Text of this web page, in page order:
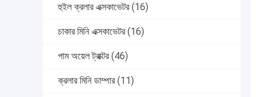
হুইল ক্রলার এক্সকাভেটর (16)
চাকার মিনি এক্সকাভেটর (16)
পাম অয়েল ট্রাক্টর (46)
ক্রলার মিনি ডাম্পার (11)